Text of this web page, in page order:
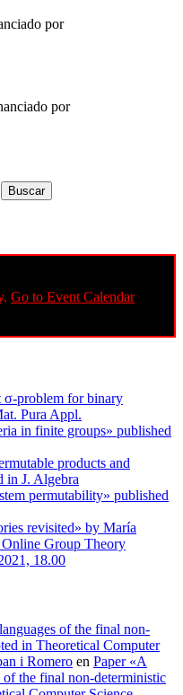
por
por
Go to Event Calendar
for binary
Pura Appl.
in finite groups» published
products and
in J. Algebra
permutability» published
revisited» by María
Online Group Theory
18.00
of the final non-
in Theoretical Computer
i Romero en Paper «A
of the final non-deterministic